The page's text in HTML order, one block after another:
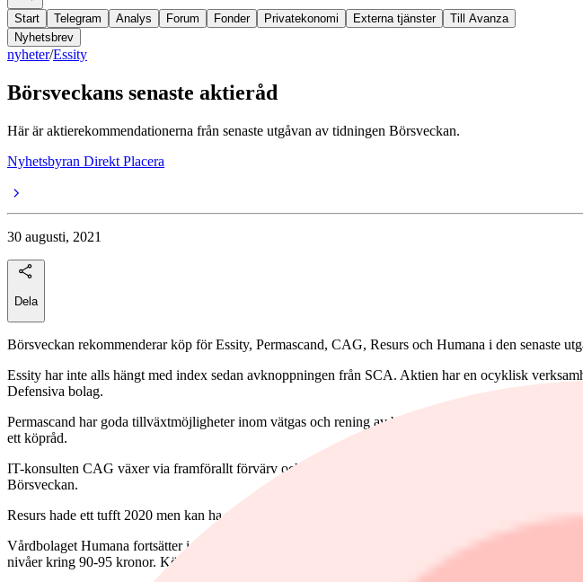
Start Telegram Analys Forum Fonder Privatekonomi Externa tjänster
Till Avanza
Nyhetsbrev
nyheter/Essity
Börsveckans senaste aktieråd
Här är aktierekommendationerna från senaste utgåvan av tidningen Börsveckan.
Nyhetsbyran Direkt Placera
30 augusti, 2021
Dela
Börsveckan rekommenderar köp för Essity, Permascand, CAG, Resurs och Humana i den senaste
Essity har inte alls hängt med index sedan avknoppningen från SCA. Aktien har en ocyklisk
Defensiva bolag.
Permascand har goda tillväxtmöjligheter inom vätgas och rening av barlastvatten för fartyg. Aktien
ett köpråd.
IT-konsulten CAG växer via framförallt förvärv och hittills ser dessa värdeskapande ut.
Börsveckan.
Resurs hade ett tufft 2020 men kan ha nått bottenkänning. Låg värdering i kombination med hög
Vårdbolaget Humana fortsätter i rätt riktning med stabil, om än låg tillväxttakt och rejäla
nivåer kring 90-95 kronor. Köprådet kvarstår.